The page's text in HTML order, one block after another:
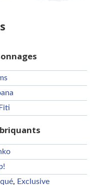
, Exclusive